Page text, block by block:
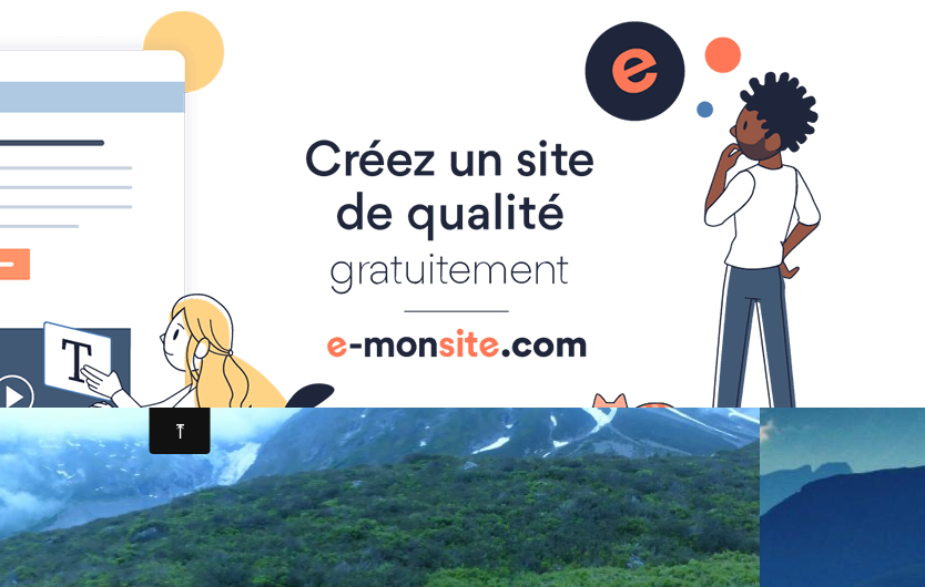
pour les classes et les colos
activités adultes et familles
guide des randonnées à chatel et en vallée d'Abondance
tmb fin juin 2014